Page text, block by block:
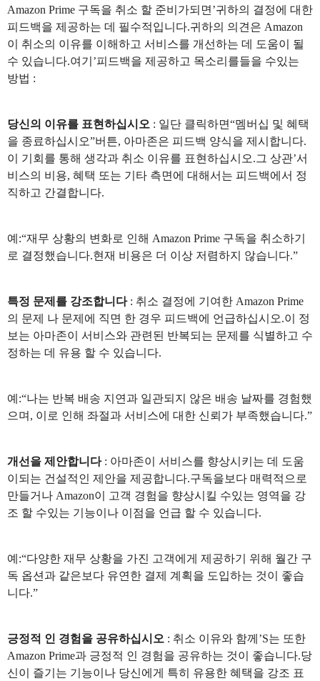
Amazon Prime 구독을 취소 할 준비가되면’귀하의 결정에 대한
피드백을 제공하는 데 필수적입니다.귀하의 의견은 Amazon
이 취소의 이유를 이해하고 서비스를 개선하는 데 도움이 될
수 있습니다.여기’피드백을 제공하고 목소리를들을 수있는
방법 :
당신의 이유를 표현하십시오 : 일단 클릭하면“멤버십 및 혜택
을 종료하십시오”버튼, 아마존은 피드백 양식을 제시합니다.
이 기회를 통해 생각과 취소 이유를 표현하십시오.그 상관’서
비스의 비용, 혜택 또는 기타 측면에 대해서는 피드백에서 정
직하고 간결합니다.
예:“재무 상황의 변화로 인해 Amazon Prime 구독을 취소하기
로 결정했습니다.현재 비용은 더 이상 저렴하지 않습니다.”
특정 문제를 강조합니다 : 취소 결정에 기여한 Amazon Prime
의 문제 나 문제에 직면 한 경우 피드백에 언급하십시오.이 정
보는 아마존이 서비스와 관련된 반복되는 문제를 식별하고 수
정하는 데 유용 할 수 있습니다.
예:“나는 반복 배송 지연과 일관되지 않은 배송 날짜를 경험했
으며, 이로 인해 좌절과 서비스에 대한 신뢰가 부족했습니다.”
개선을 제안합니다 : 아마존이 서비스를 향상시키는 데 도움
이되는 건설적인 제안을 제공합니다.구독을보다 매력적으로
만들거나 Amazon이 고객 경험을 향상시킬 수있는 영역을 강
조 할 수있는 기능이나 이점을 언급 할 수 있습니다.
예:“다양한 재무 상황을 가진 고객에게 제공하기 위해 월간 구
독 옵션과 같은보다 유연한 결제 계획을 도입하는 것이 좋습
니다.”
긍정적 인 경험을 공유하십시오 : 취소 이유와 함께’S는 또한
Amazon Prime과 긍정적 인 경험을 공유하는 것이 좋습니다.당
신이 즐기는 기능이나 당신에게 특히 유용한 혜택을 강조 표